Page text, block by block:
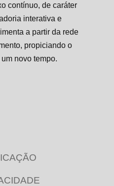
contínuo, de caráter
interativa e
a partir da rede
propiciando o
novo tempo.